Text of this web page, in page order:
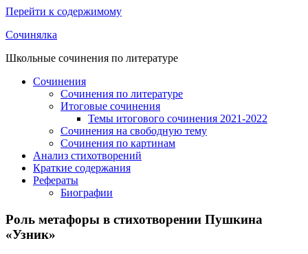
Перейти к содержимому
Сочинялка
Школьные сочинения по литературе
Сочинения
Сочинения по литературе
Итоговые сочинения
Темы итогового сочинения 2021-2022
Сочинения на свободную тему
Сочинения по картинам
Анализ стихотворений
Краткие содержания
Рефераты
Биографии
Роль метафоры в стихотворении Пушкина
«Узник»